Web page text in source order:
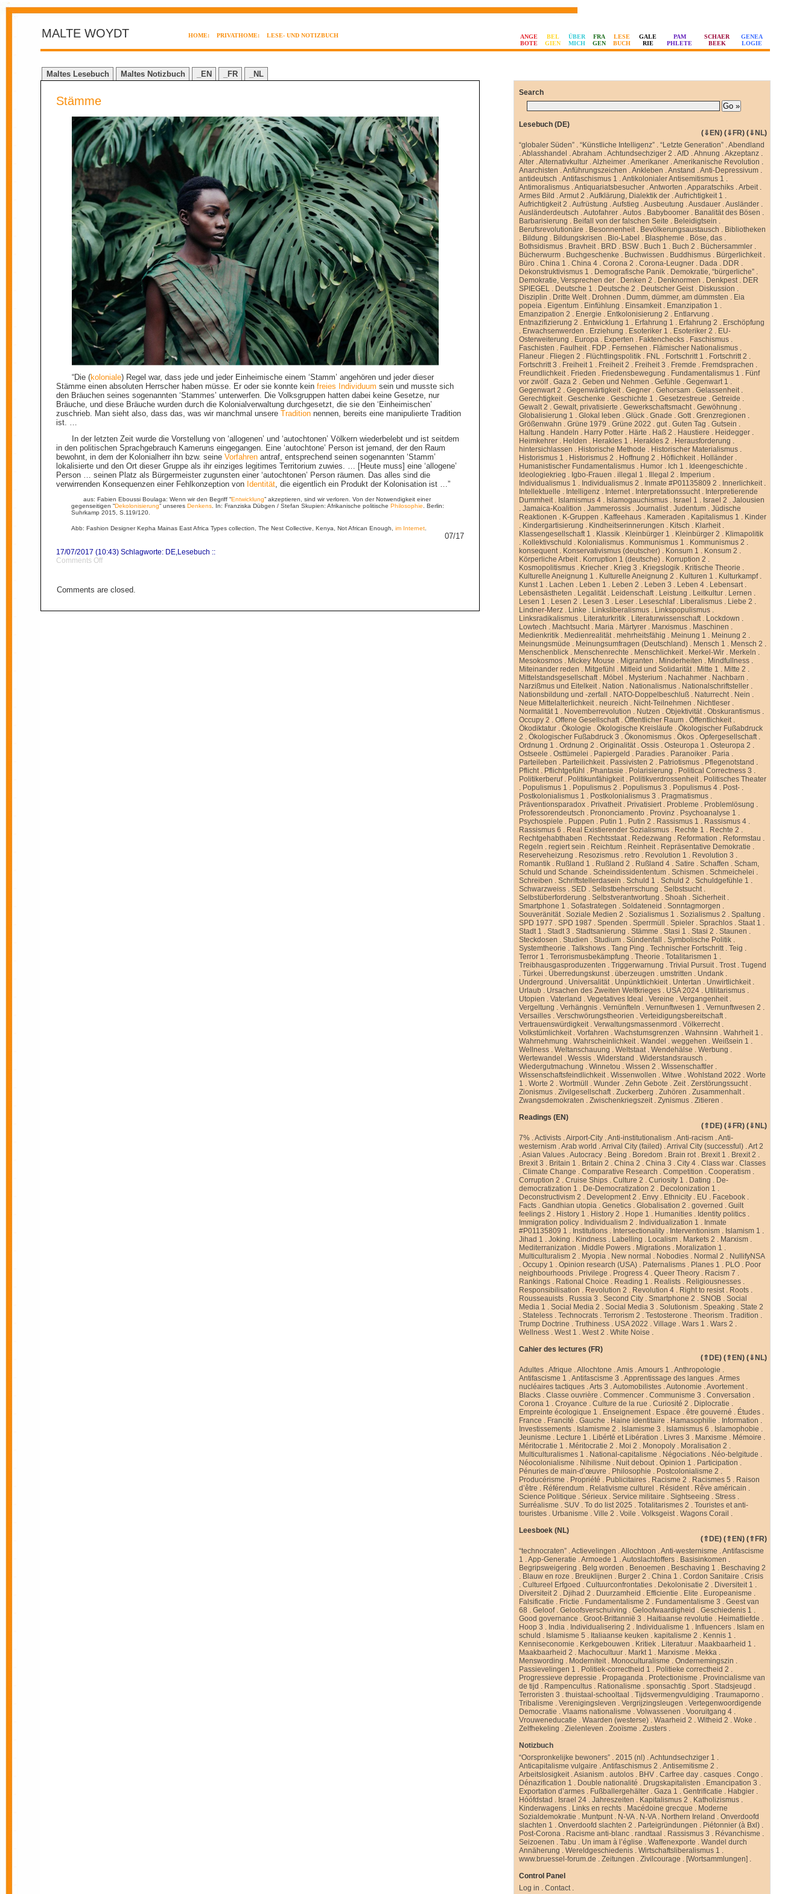
MALTE WOYDT HOME: PRIVATHOME: LESE- UND NOTIZBUCH
ANGE
BOTE
BEL
GIEN
ÜBER
MICH
FRA
GEN
LESE
BUCH
GALE
RIE
PAM
PHLETE
SCHAER
BEEK
GENEA
LOGIE
Maltes Lesebuch Maltes Notizbuch _EN _FR _NL
Stämme
“Die (koloniale) Regel war, dass jede und jeder Einheimische einem ‘Stamm’ angehören und jeder dieser
Stämme einen absoluten Herrscher haben müsse. Er oder sie konnte keinfreies Individuumsein und musste sich
den Bräuchen seines sogenannten ‘Stammes’ unterwerfen. Die Volksgruppen hatten dabei keine Gesetze, nur
Bräuche, und diese Bräuche wurden durch die Kolonialverwaltung durchgesetzt, die sie den ‘Einheimischen’
zuschrieb. Man sieht also, dass das, was wir manchmal unsereTradition nennen, bereits eine manipulierte Tradition
ist. …
In der letzten Zeit wurde die Vorstellung von ‘allogenen’ und ‘autochtonen’ Völkern wiederbelebt und ist seitdem
in den politischen Sprachgebrauch Kameruns eingegangen. Eine ‘autochtone’ Person ist jemand, der den Raum
bewohnt, in dem der Kolonialherr ihn bzw. seineVorfahren antraf, entsprechend seinen sogenannten ‘Stamm’
lokalisierte und den Ort dieser Gruppe als ihr einziges legitimes Territorium zuwies. … [Heute muss] eine ‘allogene’
Person … seinen Platz als Bürgermeister zugunsten einer ‘autochtonen’ Person räumen. Das alles sind die
verwirrenden Konsequenzen einer Fehlkonzeption von Identität, die eigentlich ein Produkt der Kolonisation ist …”
aus: Fabien Eboussi Boulaga: Wenn wir den Begriff “Entwicklung” akzeptieren, sind wir verloren. Von der Notwendigkeit einer
gegenseitigen “Dekolonisierung” unseres Denkens. In: Franziska Dübgen / Stefan Skupien: Afrikanische politische Philosophie . Berlin:
Suhrkamp 2015, S.119/120.
Abb: Fashion Designer Kepha Mainas East Africa Types collection, The Nest Collective, Kenya, Not African Enough, im Internet.
07/17
17/07/2017 (10:43) Schlagworte: DE,Lesebuch ::
Comments Offon
Comments are closed.
Search
Lesebuch (DE)
(⇓EN) (⇓FR) (⇓NL)
“globaler Süden” .“Künstliche Intelligenz” .“Letzte Generation” .Abendland
.Ablasshandel .Abraham .Achtundsechziger 2 .AfD .Ahnung .Akzeptanz .
Alter .Alternativkultur .Alzheimer .Amerikaner .Amerikanische Revolution .
Anarchisten .Anführungszeichen .Ankleben .Anstand .Anti-Depressivum .
antideutsch .Antifaschismus 1 .Antikolonialer Antisemitismus 1 .
Antimoralismus .Antiquariatsbesucher .Antworten .Apparatschiks .Arbeit.
Armes Bild .Armut 2 .Aufklärung, Dialektik der .Aufrichtigkeit 1 .
Aufrichtigkeit 2 .Aufrüstung .Aufstieg .Ausbeutung .Ausdauer .Ausländer .
Ausländerdeutsch .Autofahrer .Autos . Babyboomer . Banalität des Bösen .
Barbarisierung . Beifall von der falschen Seite . Beleidigtsein .
Berufsrevolutionäre . Besonnenheit. Bevölkerungsaustausch . Bibliotheken
. Bildung . Bildungskrisen . Bio-Label . Blasphemie . Böse, das .
Bothsidismus . Bravheit. BRD . BSW. Buch 1 . Buch 2 . Büchersammler .
Bücherwurm . Buchgeschenke . Buchwissen . Buddhismus . Bürgerlichkeit.
Büro .China 1 .China 4 .Corona 2 .Corona-Leugner . Dada . DDR .
Dekonstruktivismus 1 . Demografische Panik . Demokratie, “bürgerliche” .
Demokratie, Versprechen der . Denken 2 . Denknormen . Denkpest. DER
SPIEGEL . Deutsche 1 . Deutsche 2 . Deutscher Geist. Diskussion .
Disziplin . Dritte Welt. Drohnen . Dumm, dümmer, am dümmsten . Eia
popeia . Eigentum . Einfühlung . Einsamkeit. Emanzipation 1 .
Emanzipation 2 . Energie . Entkolonisierung 2 . Entlarvung .
Entnazifizierung 2 . Entwicklung 1 . Erfahrung 1 . Erfahrung 2 . Erschöpfung
. Erwachsenwerden . Erziehung . Esoteriker 1 . Esoteriker 2 . EU-
Osterweiterung . Europa . Experten . Faktenchecks . Faschismus .
Faschisten . Faulheit. FDP . Fernsehen . Flämischer Nationalismus .
Flaneur . Fliegen 2 . Flüchtlingspolitik . FNL . Fortschritt 1 . Fortschritt 2 .
Fortschritt 3 . Freiheit 1 . Freiheit 2 . Freiheit 3 . Fremde . Fremdsprachen .
Freundlichkeit. Frieden . Friedensbewegung . Fundamentalismus 1 . Fünf
vor zwölf.Gaza 2 .Geben und Nehmen .Gefühle .Gegenwart 1 .
Gegenwart 2 .Gegenwärtigkeit.Gegner .Gehorsam .Gelassenheit.
Gerechtigkeit.Geschenke .Geschichte 1 .Gesetzestreue .Getreide .
Gewalt 2 .Gewalt, privatisierte .Gewerkschaftsmacht.Gewöhnung .
Globalisierung 1 .Glokal leben .Glück .Gnade .Gott.Grenzregionen .
Größenwahn .Grüne 1979 .Grüne 2022 .gut.Guten Tag .Gutsein .
Haltung . Handeln . Harry Potter . Härte . Haß 2 . Haustiere . Heidegger .
Heimkehrer . Helden . Herakles 1 . Herakles 2 . Herausforderung .
hintersichlassen . Historische Methode . Historischer Materialismus .
Historismus 1 . Historismus 2 . Hoffnung 2 . Höflichkeit. Holländer .
Humanistischer Fundamentalismus . Humor . Ich 1 . Ideengeschichte .
Ideologiekrieg . Igbo-Frauen .illegal 1 . Illegal 2 . Imperium .
Individualismus 1 . Individualismus 2 . Inmate #P01135809 2 . Innerlichkeit.
Intellektuelle . Intelligenz . Internet. Interpretationssucht. Interpretierende
Dummheit. Islamismus 4 . Islamogauchismus . Israel 1 . Israel 2 .Jalousien
.Jamaica-Koalition .Jammerossis .Journalist.Judentum .Jüdische
Reaktionen . K-Gruppen . Kaffeehaus . Kameraden . Kapitalismus 1 . Kinder
. Kindergartisierung . Kindheitserinnerungen . Kitsch . Klarheit.
Klassengesellschaft 1 . Klassik . Kleinbürger 1 . Kleinbürger 2 . Klimapolitik
. Kollektivschuld . Kolonialismus . Kommunismus 1 . Kommunismus 2 .
konsequent. Konservativismus (deutscher) . Konsum 1 . Konsum 2 .
Körperliche Arbeit. Korruption 1 (deutsche) . Korruption 2 .
Kosmopolitismus . Kriecher . Krieg 3 . Kriegslogik . Kritische Theorie .
Kulturelle Aneignung 1 . Kulturelle Aneignung 2 . Kulturen 1 . Kulturkampf.
Kunst 1 . Lachen . Leben 1 . Leben 2 . Leben 3 . Leben 4 . Lebensart.
Lebensästheten . Legalität. Leidenschaft. Leistung . Leitkultur . Lernen .
Lesen 1 . Lesen 2 . Lesen 3 . Leser . Leseschlaf. Liberalismus . Liebe 2 .
Lindner-Merz . Linke . Linksliberalismus . Linkspopulismus .
Linksradikalismus . Literaturkritik . Literaturwissenschaft. Lockdown .
Lowtech . Machtsucht. Maria . Märtyrer . Marxismus . Maschinen .
Medienkritik . Medienrealität.mehrheitsfähig . Meinung 1 . Meinung 2 .
Meinungsmüde . Meinungsumfragen (Deutschland) . Mensch 1 . Mensch 2 .
Menschenblick . Menschenrechte . Menschlichkeit. Merkel-Wir . Merkeln .
Mesokosmos . Mickey Mouse . Migranten . Minderheiten . Mindfullness .
Miteinander reden . Mitgefühl . Mitleid und Solidarität. Mitte 1 . Mitte 2 .
Mittelstandsgesellschaft. Möbel . Mysterium . Nachahmer . Nachbarn .
Narzißmus und Eitelkeit. Nation . Nationalismus . Nationalschriftsteller .
Nationsbildung und -zerfall
. NATO-Doppelbeschluß . Naturrecht. Nein .
Neue Mittelalterlichkeit.neureich . Nicht-Teilnehmen . Nichtleser .
Normalität 1 . Novemberrevolution . Nutzen .Objektivität.Obskurantismus .
Occupy 2 .Offene Gesellschaft.Öffentlicher Raum .Öffentlichkeit.
Ökodiktatur .Ökologie .Ökologische Kreisläufe .Ökologischer Fußabdruck
2 .Ökologischer Fußabdruck 3 .Ökonomismus .Ökos .Opfergesellschaft.
Ordnung 1 .Ordnung 2 .Originalität.Ossis .Osteuropa 1 .Osteuropa 2 .
Ostseele .Osttümelei . Papiergeld . Paradies . Paranoiker . Paria .
Parteileben . Parteilichkeit. Passivisten 2 . Patriotismus . Pflegenotstand .
Pflicht. Pflichtgefühl . Phantasie . Polarisierung . Political Correctness 3 .
Politikerberuf. Politikunfähigkeit. Politikverdrossenheit. Politisches Theater
. Populismus 1 . Populismus 2 . Populismus 3 . Populismus 4 . Post- .
Postkolonialismus 1 . Postkolonialismus 3 . Pragmatismus .
Präventionsparadox . Privatheit. Privatisiert. Probleme . Problemlösung .
Professorendeutsch . Prononciamento . Provinz . Psychoanalyse 1 .
Psychospiele . Puppen . Putin 1 . Putin 2 . Rassismus 1 . Rassismus 4 .
Rassismus 6 . Real Existierender Sozialismus . Rechte 1 . Rechte 2 .
Rechtgehabthaben . Rechtsstaat. Redezwang . Reformation . Reformstau .
Regeln .regiert sein . Reichtum . Reinheit. Repräsentative Demokratie .
Reserveheizung . Resozismus .retro . Revolution 1 . Revolution 3 .
Romantik . Rußland 1 . Rußland 2 . Rußland 4 .Satire .Schaffen .Scham,
Schuld und Schande .Scheindissidententum .Schismen .Schmeichelei .
Schreiben .Schriftstellerdasein .Schuld 1 .Schuld 2 .Schuldgefühle 1 .
Schwarzweiss .SED .Selbstbeherrschung .Selbstsucht.
Selbstüberforderung .Selbstverantwortung .Shoah .Sicherheit.
Smartphone 1 .Sofastrategen .Soldateneid .Sonntagmorgen .
Souveränität.Soziale Medien 2 .Sozialismus 1 .Sozialismus 2 .Spaltung .
SPD 1977 .SPD 1987 .Spenden .Sperrmüll .Spieler .Sprachlos .Staat 1 .
Stadt 1 .Stadt 3 .Stadtsanierung .Stämme .Stasi 1 .Stasi 2 .Staunen .
Steckdosen .Studien .Studium .Sündenfall .Symbolische Politik .
Systemtheorie .Talkshows .Tang Ping .Technischer Fortschritt.Teig .
Terror 1 .Terrorismusbekämpfung .Theorie .Totalitarismen 1 .
Treibhausgasproduzenten .Triggerwarnung .Trivial Pursuit.Trost.Tugend
.Türkei . Überredungskunst.überzeugen .umstritten . Undank .
Underground . Universalität. Unpünktlichkieit. Untertan . Unwirtlichkeit.
Urlaub . Ursachen des Zweiten Weltkrieges . USA 2024 . Utilitarismus .
Utopien .Vaterland .Vegetatives Ideal .Vereine .Vergangenheit.
Vergeltung .Verhängnis .Vernünfteln .Vernunftwesen 1 .Vernunftwesen 2 .
Versailles .Verschwörungstheorien .Verteidigungsbereitschaft.
Vertrauenswürdigkeit.Verwaltungsmassenmord .Völkerrecht.
Volkstümlichkeit.Vorfahren .Wachstumsgrenzen .Wahnsinn .Wahrheit 1 .
Wahrnehmung .Wahrscheinlichkeit.Wandel .weggehen .Weißsein 1 .
Wellness .Weltanschauung .Weltstaat.Wendehälse .Werbung .
Wertewandel .Wessis .Widerstand .Widerstandsrausch .
Wiedergutmachung .Winnetou .Wissen 2 .Wissenschaftler .
Wissenschaftsfeindlichkeit.Wissenwollen .Witwe .Wohlstand 2022 .Worte
1 .Worte 2 .Wortmüll .Wunder .Zehn Gebote .Zeit.Zerstörungssucht.
Zionismus .Zivilgesellschaft.Zuckerberg .Zuhören .Zusammenhalt.
Zwangsdemokraten .Zwischenkriegszeit.Zynismus .Zitieren .
Readings (EN)
(⇑DE) (⇓FR) (⇓NL)
7% .Activists .Airport-City .Anti-institutionalism .Anti-racism .Anti-
westernism .Arab world .Arrival City (failed) .Arrival City (successful) .Art 2
.Asian Values .Autocracy . Being . Boredom . Brain rot. Brexit 1 . Brexit 2 .
Brexit 3 . Britain 1 . Britain 2 .China 2 .China 3 .City 4 .Class war .Classes
.Climate Change .Comparative Research .Competition .Cooperatism .
Corruption 2 .Cruise Ships .Culture 2 .Curiosity 1 . Dating . De-
democratization 1 . De-Democratization 2 . Decolonization 1 .
Deconstructivism 2 . Development 2 . Envy . Ethnicity . EU . Facebook .
Facts .Gandhian utopia .Genetics .Globalisation 2 .governed .Guilt
feelings 2 . History 1 . History 2 . Hope 1 . Humanities . Identity politics .
Immigration policy . Individualism 2 . Individualization 1 . Inmate
#P01135809 1 . Institutions . Intersectionality . Interventionism . Islamism 1 .
Jihad 1 .Joking . Kindness . Labelling . Localism . Markets 2 . Marxism .
Mediterranization . Middle Powers . Migrations . Moralization 1 .
Multiculturalism 2 . Myopia . New normal . Nobodies . Normal 2 . NullifyNSA
.Occupy 1 .Opinion research (USA) . Paternalisms . Planes 1 . PLO . Poor
neighbourhoods . Privilege . Progress 4 .Queer Theory . Racism 7 .
Rankings . Rational Choice . Reading 1 . Realists . Religiousnesses .
Responsibilisation . Revolution 2 . Revolution 4 . Right to resist. Roots .
Rousseauists . Russia 3 .Second City .Smartphone 2 .SNOB .Social
Media 1 .Social Media 2 .Social Media 3 .Solutionism .Speaking .State 2
.Stateless .Technocrats .Terrorism 2 .Testosterone .Theorism .Tradition .
Trump Doctrine .Truthiness . USA 2022 .Village .Wars 1 .Wars 2 .
Wellness .West 1 .West 2 .White Noise .
Cahier des lectures (FR)
(⇑DE) (⇑EN) (⇓NL)
Adultes .Afrique .Allochtone .Amis .Amours 1 .Anthropologie .
Antifascisme 1 .Antifascisme 3 .Apprentissage des langues .Armes
nucléaires tactiques .Arts 3 .Automobilistes .Autonomie .Avortement.
Blacks .Classe ouvrière .Commencer .Communisme 3 .Conversation .
Corona 1 .Croyance .Culture de la rue .Curiosité 2 . Diplocratie .
Empreinte écologique 1 . Enseignement. Espace .être gouverné . Études .
France . Francité .Gauche . Haine identitaire . Hamasophilie . Information .
Investissements . Islamisme 2 . Islamisme 3 . Islamismus 6 . Islamophobie .
Jeunisme . Lecture 1 . Libérté et Libération . Livres 3 . Marxisme . Mémoire .
Méritocratie 1 . Méritocratie 2 . Moi 2 . Monopoly . Moralisation 2 .
Multiculturalismes 1 . National-capitalisme . Négociations . Néo-belgitude .
Néocolonialisme . Nihilisme . Nuit debout.Opinion 1 . Participation .
Pénuries de main-d’œuvre . Philosophie . Postcolonialisme 2 .
Producérisme . Propriété . Publicitaires . Racisme 2 . Racismes 5 . Raison
d’être . Référendum . Relativisme culturel . Résident. Rêve américain .
Science Politique .Sérieux .Service militaire .Sightseeing .Stress .
Surréalisme .SUV .To do list 2025 .Totalitarismes 2 .Touristes et anti-
touristes . Urbanisme .Ville 2 .Voile .Volksgeist.Wagons Corail .
Leesboek (NL)
(⇑DE) (⇑EN) (⇑FR)
“technocraten” .Actievelingen .Allochtoon .Anti-westernisme .Antifascisme
1 .App-Generatie .Armoede 1 .Autoslachtoffers . Basisinkomen .
Begripsweigering . Belg worden . Benoemen . Beschaving 1 . Beschaving 2
. Blauw en roze . Breuklijnen . Burger 2 .China 1 .Cordon Sanitaire .Crisis
.Cultureel Erfgoed .Cultuurconfrontaties . Dekolonisatie 2 . Diversiteit 1 .
Diversiteit 2 . Djihad 2 . Duurzamheid . Efficientie . Elite . Europeanisme .
Falsificatie . Frictie . Fundamentalisme 2 . Fundamentalisme 3 .Geest van
68 .Geloof.Geloofsverschuiving .Geloofwaardigheid .Geschiedenis 1 .
Good governance .Groot-Brittannië 3 . Haitiaanse revolutie . Heimatliefde .
Hoop 3 . India . Individualisering 2 . Individualisme 1 . Influencers . Islam en
schuld . Islamisme 5 . Italiaanse keuken . kapitalisme 2 . Kennis 1 .
Kenniseconomie . Kerkgebouwen . Kritiek . Literatuur . Maakbaarheid 1 .
Maakbaarheid 2 . Machocultuur . Markt 1 . Marxisme . Mekka .
Menswording . Moderniteit. Monoculturalisme .Ondernemingszin .
Passievelingen 1 . Politiek-correctheid 1 . Politieke correctheid 2 .
Progressieve depressie . Propaganda . Protectionisme . Provincialisme van
de tijd . Rampencultus . Rationalisme .sponsachtig .Sport.Stadsjeugd .
Terroristen 3 .thuistaal-schooltaal .Tijdsvermengvuldiging .Traumaporno .
Tribalisme .Verenigingsleven .Vergrijzingsleugen .Vertegenwoordigende
Democratie .Vlaams nationalisme .Volwassenen .Vooruitgang 4 .
Vrouweneducatie .Waarden (westerse) .Waarheid 2 .Witheid 2 .Woke .
Zelfhekeling .Zielenleven .Zooïsme .Zusters .
Notizbuch
“Oorspronkelijke bewoners” .2015 (nl) .Achtundsechziger 1 .
Anticapitalisme vulgaire .Antifaschismus 2 .Antisemitisme 2 .
Arbeitslosigkeit.Asianism .autolos . BHV .Carfree day .casques .Congo .
Dénazification 1 . Double nationalité . Drugskapitalisten . Emancipation 3 .
Exportation d’armes . Fußballergehälter .Gaza 1 .Gentrificatie . Habgier .
Hóófdstad . Israel 24 .Jahreszeiten . Kapitalismus 2 . Katholizismus .
Kinderwagens . Links en rechts . Macédoine grecque . Moderne
Sozialdemokratie . Muntpunt. N-VA. N-VA. Northern Ireland .Onverdoofd
slachten 1 .Onverdoofd slachten 2 . Parteigründungen . Piétonnier (à Bxl) .
Post-Corona . Racisme anti-blanc .randtaal . Rassismus 3 . Révanchisme .
Seizoenen .Tabu . Un imam à l’église .Waffenexporte .Wandel durch
Annäherung .Wereldgeschiedenis .Wirtschaftsliberalismus 1 .
www.bruessel-forum.de .Zeitungen .Zivilcourage . [Wortsammlungen] .
Control Panel
Log in .Contact.